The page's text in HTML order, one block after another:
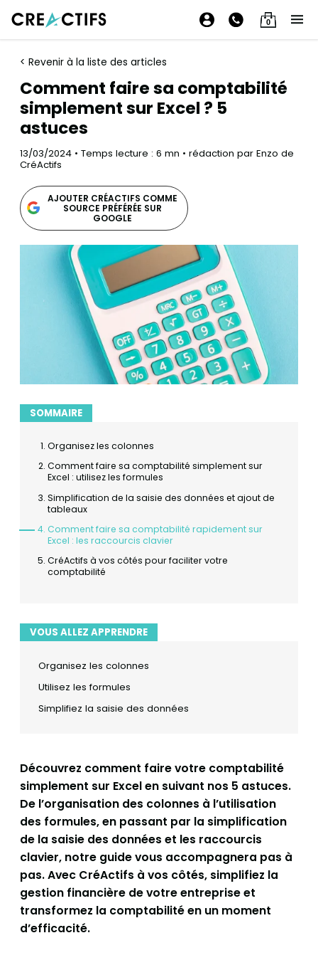
0
< Revenir à la liste des articles
Comment faire sa comptabilité
simplement sur Excel ? 5
astuces
13/03/2024 • Temps lecture : 6 mn • rédaction par Enzo de
CréActifs
AJOUTER CRÉACTIFS COMME
SOURCE PRÉFÉRÉE SUR
GOOGLE
SOMMAIRE
Organisez les colonnes
Comment faire sa comptabilité simplement sur
Excel : utilisez les formules
Simplification de la saisie des données et ajout de
tableaux
Comment faire sa comptabilité rapidement sur
Excel : les raccourcis clavier
CréActifs à vos côtés pour faciliter votre
comptabilité
VOUS ALLEZ APPRENDRE
Organisez les colonnes
Utilisez les formules
Simplifiez la saisie des données
Découvrez comment faire votre comptabilité
simplement sur Excel en suivant nos 5 astuces.
De l’organisation des colonnes à l’utilisation
des formules, en passant par la simplification
de la saisie des données et les raccourcis
clavier, notre guide vous accompagnera pas à
pas. Avec CréActifs à vos côtés, simplifiez la
gestion financière de votre entreprise et
transformez la comptabilité en un moment
d’efficacité.